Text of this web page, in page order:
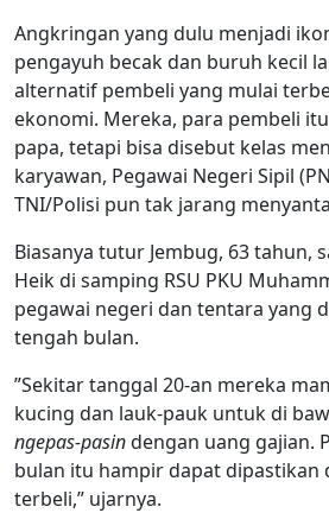
Angkringan yang dulu menjadi
pengayuh becak dan buruh kecil
alternatif pembeli yang mulai
ekonomi. Mereka, para pembeli
papa, tetapi bisa disebut kelas
karyawan, Pegawai Negeri Sipil
TNI/Polisi pun tak jarang
Biasanya tutur Jembug, 63 tahun,
Heik di samping RSU PKU
pegawai negeri dan tentara yang
tengah bulan.
”Sekitar tanggal 20-an mereka
kucing dan lauk-pauk untuk di
ngepas-pasindengan uang gajian.
bulan itu hampir dapat dipastikan
terbeli,” ujarnya.